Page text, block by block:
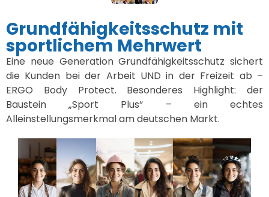
Grundfähigkeitsschutz mit
sportlichem Mehrwert
Eine neue Generation Grundfähigkeitsschutz sichert
die Kunden bei der Arbeit UND in der Freizeit ab –
ERGO Body Protect. Besonderes Highlight: der
Baustein „Sport Plus“ – ein echtes
Alleinstellungsmerkmal am deutschen Markt.